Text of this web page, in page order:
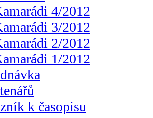
4/2012
3/2012
2/2012
1/2012
k časopisu